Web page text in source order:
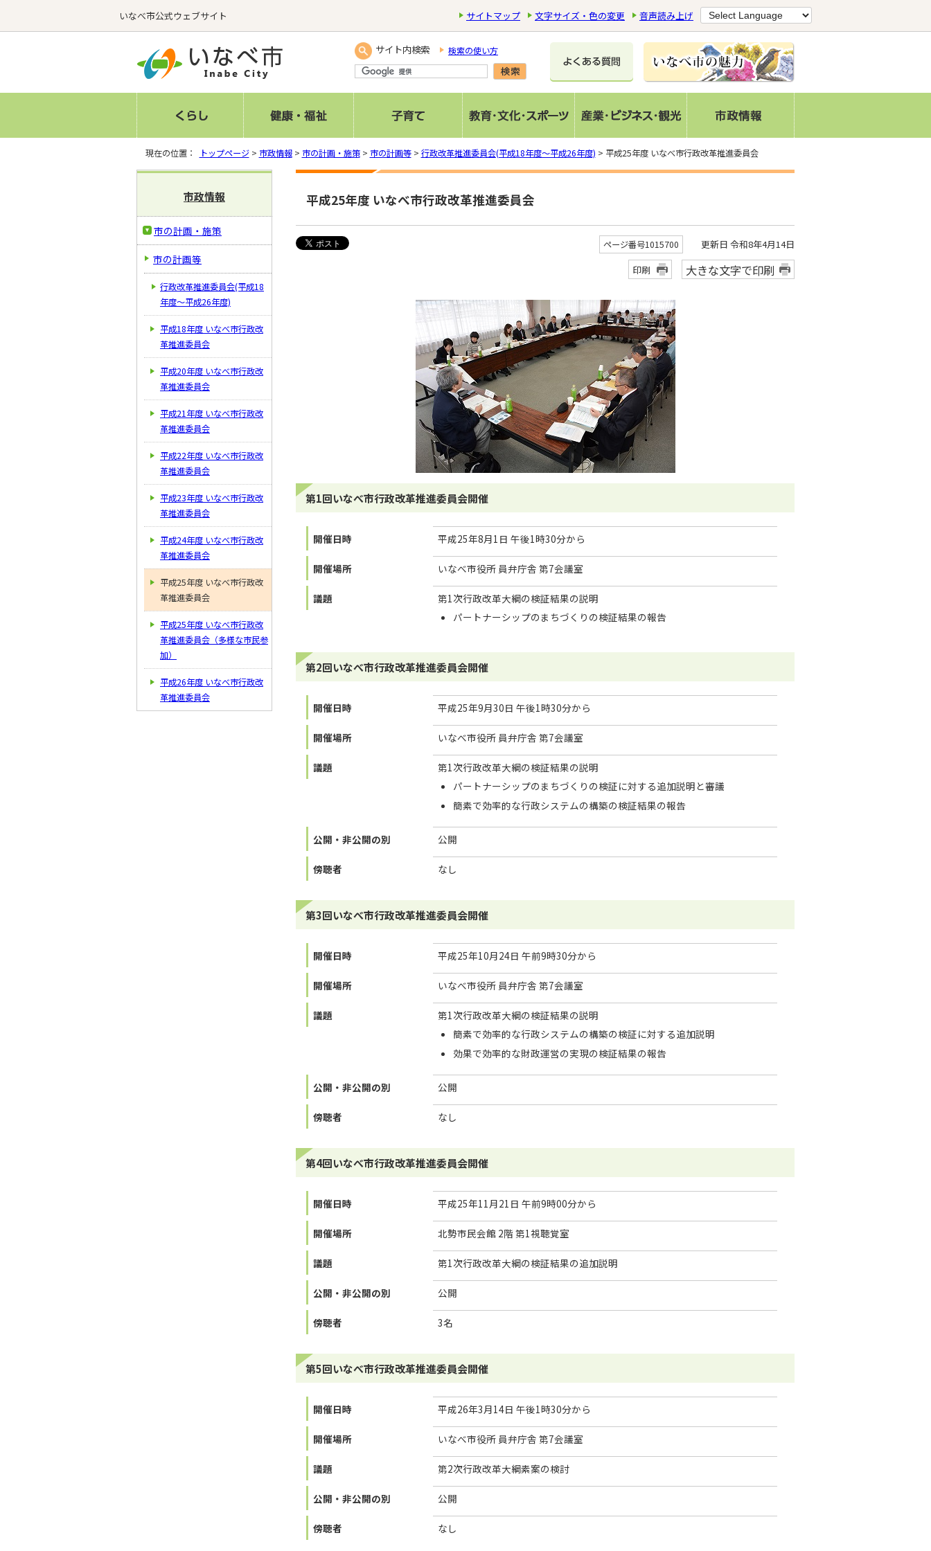
いなべ市公式ウェブサイト サイトマップ 文字サイズ・色の変更 音声読み上げ
サイト内検索 検索の使い方
現在の位置： トップページ> 市政情報> 市の計画・施策> 市の計画等> 行政改革推進委員会(平成18年度～平成26年度) > 平成25年度 いなべ市行政改革推進委員会
平成25年度 いなべ市行政改革推進委員会
ページ番号1015700
更新日 令和8年4月14日
印刷
大きな文字で印刷
第1回いなべ市行政改革推進委員会開催
開催日時 平成25年8月1日 午後1時30分から
開催場所 いなべ市役所 員弁庁舎 第7会議室
議題
第1次行政改革大綱の検証結果の説明
パートナーシップのまちづくりの検証結果の報告
第2回いなべ市行政改革推進委員会開催
開催日時 平成25年9月30日 午後1時30分から
開催場所 いなべ市役所 員弁庁舎 第7会議室
議題
第1次行政改革大綱の検証結果の説明
パートナーシップのまちづくりの検証に対する追加説明と審議
簡素で効率的な行政システムの構築の検証結果の報告
公開・非公開の別 公開
傍聴者 なし
第3回いなべ市行政改革推進委員会開催
開催日時 平成25年10月24日 午前9時30分から
開催場所 いなべ市役所 員弁庁舎 第7会議室
議題
第1次行政改革大綱の検証結果の説明
簡素で効率的な行政システムの構築の検証に対する追加説明
効果で効率的な財政運営の実現の検証結果の報告
公開・非公開の別 公開
傍聴者 なし
第4回いなべ市行政改革推進委員会開催
開催日時 平成25年11月21日 午前9時00分から
開催場所 北勢市民会館 2階 第1視聴覚室
議題 第1次行政改革大綱の検証結果の追加説明
公開・非公開の別 公開
傍聴者 3名
第5回いなべ市行政改革推進委員会開催
開催日時 平成26年3月14日 午後1時30分から
開催場所 いなべ市役所 員弁庁舎 第7会議室
議題 第2次行政改革大綱素案の検討
公開・非公開の別 公開
傍聴者 なし
市政情報
市の計画・施策
市の計画等
行政改革推進委員会(平成18
年度～平成26年度)
平成18年度 いなべ市行政改
革推進委員会
平成20年度 いなべ市行政改
革推進委員会
平成21年度 いなべ市行政改
革推進委員会
平成22年度 いなべ市行政改
革推進委員会
平成23年度 いなべ市行政改
革推進委員会
平成24年度 いなべ市行政改
革推進委員会
平成25年度 いなべ市行政改
革推進委員会
平成25年度 いなべ市行政改
革推進委員会（多様な市民参
加）
平成26年度 いなべ市行政改
革推進委員会